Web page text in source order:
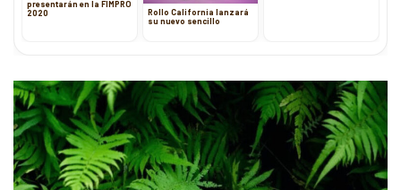
presentarán en la FIMPRO
2020
Rollo California lanzará
su nuevo sencillo